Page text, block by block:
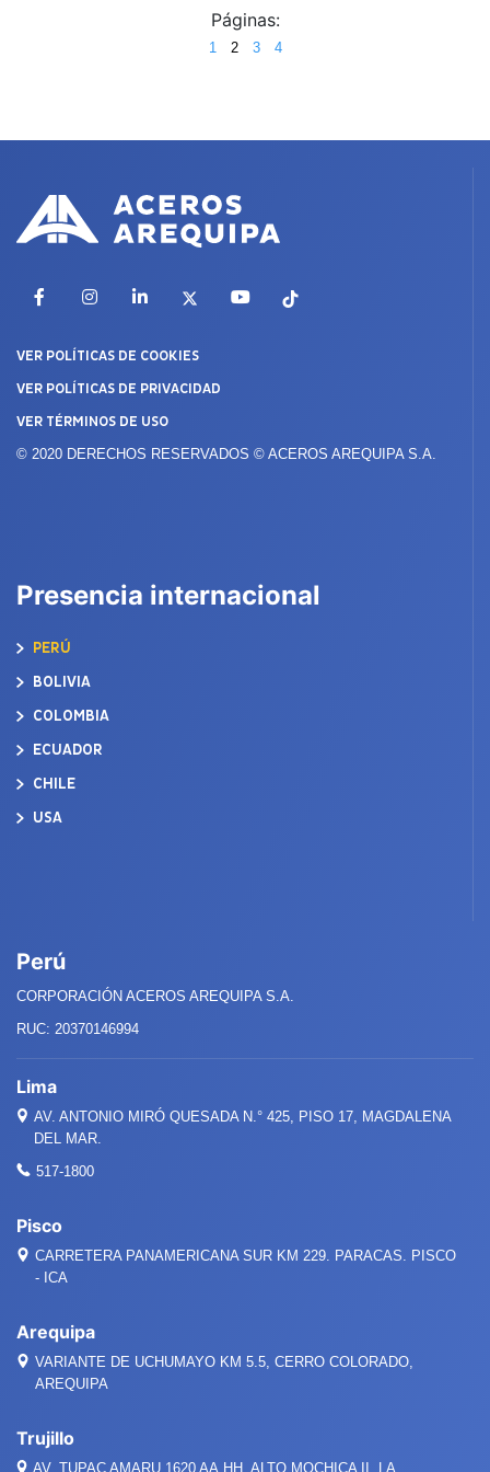
Páginas:
1 2 3 4
FacebookInstagramLinkedIn YouTubeTikTok
VER POLÍTICAS DE COOKIES
VER POLÍTICAS DE PRIVACIDAD
VER TÉRMINOS DE USO
© 2020 DERECHOS RESERVADOS © ACEROS AREQUIPA S.A.
Presencia internacional
PERÚ
BOLIVIA
COLOMBIA
ECUADOR
CHILE
USA
Perú
CORPORACIÓN ACEROS AREQUIPA S.A.
RUC: 20370146994
Lima
AV. ANTONIO MIRÓ QUESADA N.° 425, PISO 17, MAGDALENA
DEL MAR.
517-1800
Pisco
CARRETERA PANAMERICANA SUR KM 229. PARACAS. PISCO
- ICA
Arequipa
VARIANTE DE UCHUMAYO KM 5.5, CERRO COLORADO,
AREQUIPA
Trujillo
AV. TUPAC AMARU 1620 AA.HH. ALTO MOCHICA II, LA